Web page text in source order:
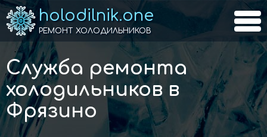
holodilnik.one
РЕМОНТ ХОЛОДИЛЬНИКОВ
Служба ремонта
холодильников в
Фрязино